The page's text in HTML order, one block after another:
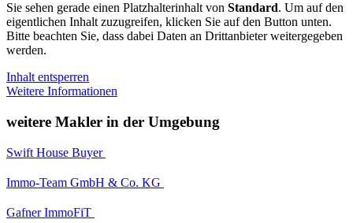
Sie sehen gerade einen Platzhalterinhalt von Standard. Um auf den
eigentlichen Inhalt zuzugreifen, klicken Sie auf den Button unten.
Bitte beachten Sie, dass dabei Daten an Drittanbieter weitergegeben
werden.
Inhalt entsperren
Weitere Informationen
weitere Makler in der Umgebung
Swift House Buyer
Immo-Team GmbH & Co. KG
Gafner ImmoFiT